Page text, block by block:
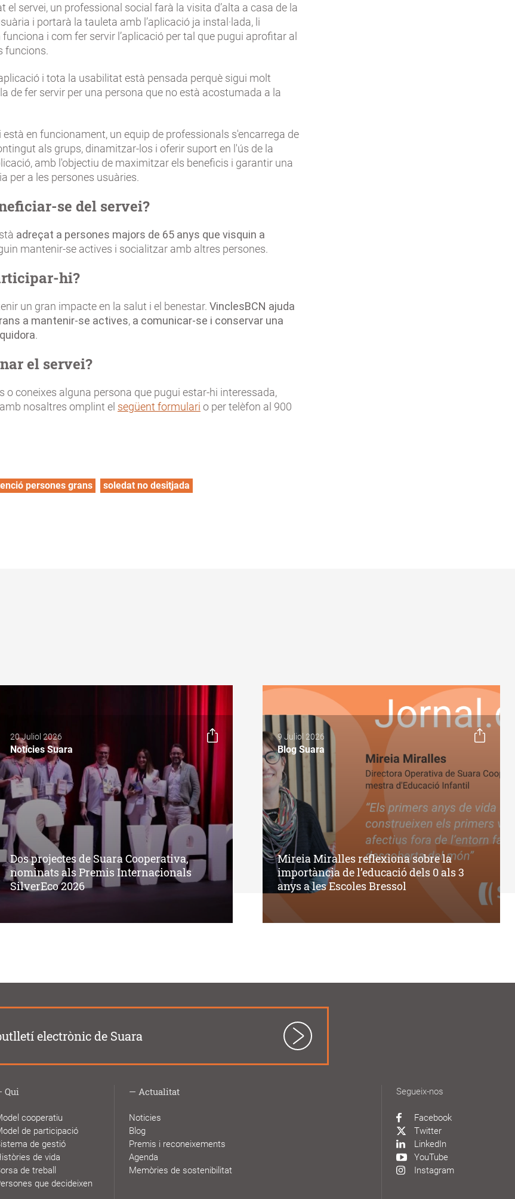
el servei, un professional social farà la visita d’alta a casa de la
i portarà la tauleta amb l’aplicació ja instal·lada, li
i com fer servir l’aplicació per tal que pugui aprofitar al
funcions.
i tota la usabilitat està pensada perquè sigui molt
de fer servir per una persona que no està acostumada a la
està en funcionament, un equip de professionals s'encarrega de
als grups, dinamitzar-los i oferir suport en l'ús de la
amb l'objectiu de maximitzar els beneficis i garantir una
per a les persones usuàries.
se del servei?
adreçat a persones majors de 65 anys que visquin a
mantenir-se actives i socialitzar amb altres persones.
hi?
un gran impacte en la salut i el benestar. VinclesBCN ajuda
a mantenir-se actives, a comunicar-se i conservar una
.
el servei?
o coneixes alguna persona que pugui estar-hi interessada,
nosaltres omplint el següent formulari o per telèfon al 900
persones grans soledat no desitjada
20 Juliol 2026
Notícies Suara
Dos projectes de Suara Cooperativa,
nominats als Premis Internacionals
SilverEco 2026
9 Juliol 2026
Blog Suara
Mireia Miralles reflexiona sobre la
importància de l’educació dels 0 als 3
anys a les Escoles Bressol
electrònic de Suara
Qui
cooperatiu
de participació
de gestió
de vida
de treball
que decideixen
Actualitat
Noticies
Blog
Premis i reconeixements
Agenda
Memòries de sostenibilitat
Segueix-nos
Facebook
Twitter
LinkedIn
YouTube
Instagram